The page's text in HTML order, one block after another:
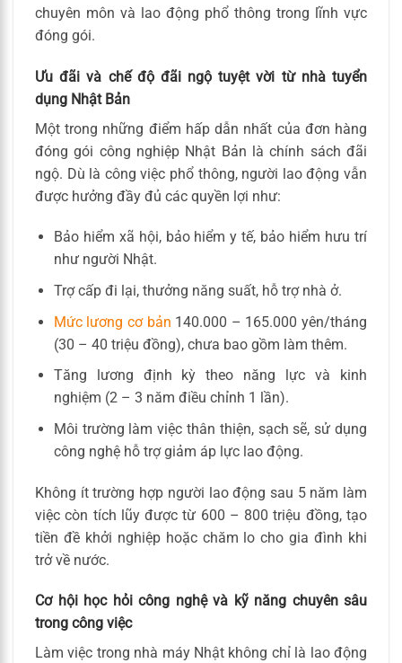
chuyên môn và lao động phổ thông trong lĩnh vực
đóng gói.
Ưu đãi và chế độ đãi ngộ tuyệt vời từ nhà tuyển
dụng Nhật Bản
Một trong những điểm hấp dẫn nhất của đơn hàng
đóng gói công nghiệp Nhật Bản là chính sách đãi
ngộ. Dù là công việc phổ thông, người lao động vẫn
được hưởng đầy đủ các quyền lợi như:
Bảo hiểm xã hội, bảo hiểm y tế, bảo hiểm hưu trí
như người Nhật.
Trợ cấp đi lại, thưởng năng suất, hỗ trợ nhà ở.
Mức lương cơ bản 140.000 – 165.000 yên/tháng
(30 – 40 triệu đồng), chưa bao gồm làm thêm.
Tăng lương định kỳ theo năng lực và kinh
nghiệm (2 – 3 năm điều chỉnh 1 lần).
Môi trường làm việc thân thiện, sạch sẽ, sử dụng
công nghệ hỗ trợ giảm áp lực lao động.
Không ít trường hợp người lao động sau 5 năm làm
việc còn tích lũy được từ 600 – 800 triệu đồng, tạo
tiền đề khởi nghiệp hoặc chăm lo cho gia đình khi
trở về nước.
Cơ hội học hỏi công nghệ và kỹ năng chuyên sâu
trong công việc
Làm việc trong nhà máy Nhật không chỉ là lao động